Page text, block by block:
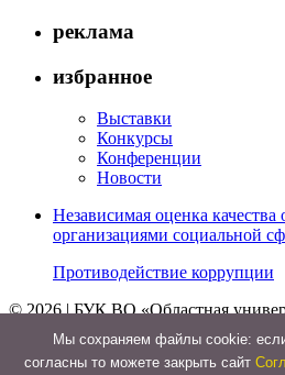
реклама
избранное
Выставки
Конкурсы
Конференции
Новости
Независимая оценка качества
организациями социальной
Противодействие коррупции
© 2026 | БУК ВО «Областная
библиотека»
Мы cохраняем файлы cookie:
согласны то можете закрыть сайт